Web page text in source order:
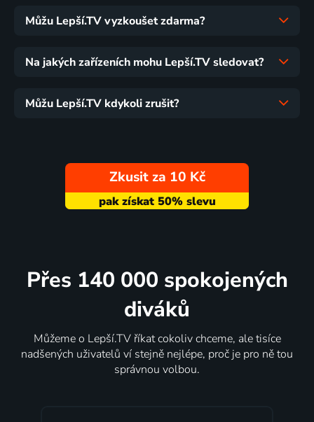
Můžu Lepší.TV vyzkoušet zdarma?
Na jakých zařízeních mohu Lepší.TV sledovat?
Můžu Lepší.TV kdykoli zrušit?
Zkusit za 10 Kč
Přes 140 000 spokojených
diváků
Můžeme o Lepší.TV říkat cokoliv chceme, ale tisíce
nadšených uživatelů ví stejně nejlépe, proč je pro ně tou
správnou volbou.